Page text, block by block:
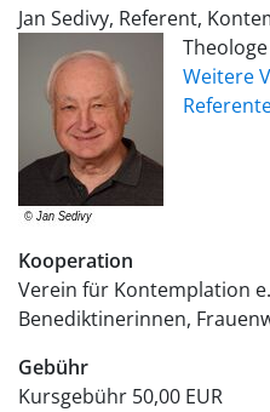
Jan Sedivy, Referent,
Theologe
Weitere
Kooperation
Verein für Kontemplation
Benediktinerinnen,
Gebühr
Kursgebühr 50,00 EUR